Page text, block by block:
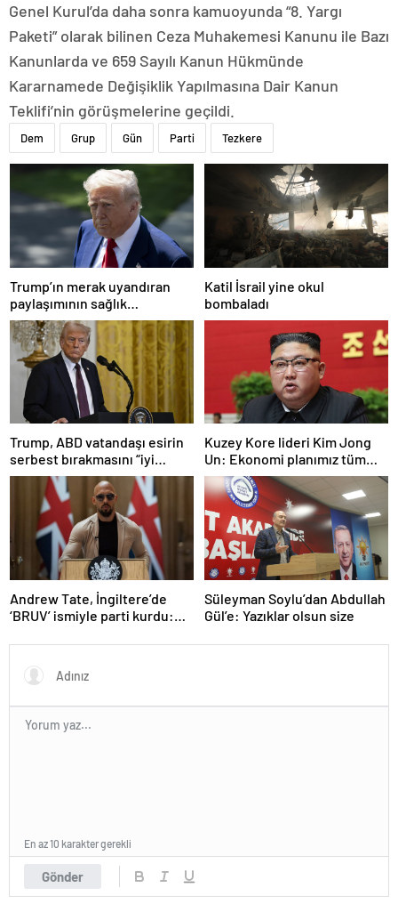
Genel Kurul’da daha sonra kamuoyunda “8. Yargı
Paketi” olarak bilinen Ceza Muhakemesi Kanunu ile Bazı
Kanunlarda ve 659 Sayılı Kanun Hükmünde
Kararnamede Değişiklik Yapılmasına Dair Kanun
Teklifi’nin görüşmelerine geçildi.
Dem Grup Gün Parti Tezkere
Trump’ın merak uyandıran
paylaşımının sağlık
sistemiyle ilgili kararname
olduğu anlaşıldı
Katil İsrail yine okul
bombaladı
Trump, ABD vatandaşı esirin
serbest bırakmasını “iyi
niyetle atılmış bir adım”
olarak değerlendirdi
Kuzey Kore lideri Kim Jong
Un: Ekonomi planımız tüm
sektörlerde başarısız oldu
Andrew Tate, İngiltere’de
‘BRUV’ ismiyle parti kurdu:
propagandasını
yasaklayacağız’
Süleyman Soylu’dan Abdullah
Gül’e: Yazıklar olsun size
Gönder
En az 10 karakter gerekli